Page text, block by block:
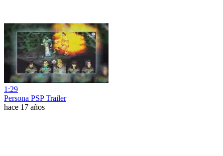
1:29
Persona PSP Trailer
hace 17 años